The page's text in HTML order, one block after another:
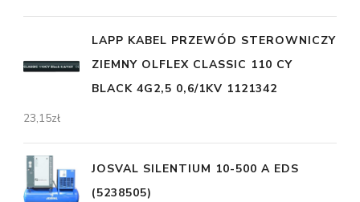
LAPP KABEL PRZEWÓD STEROWNICZY
ZIEMNY OLFLEX CLASSIC 110 CY
BLACK 4G2,5 0,6/1KV 1121342
23,15zł
JOSVAL SILENTIUM 10-500 A EDS
(5238505)